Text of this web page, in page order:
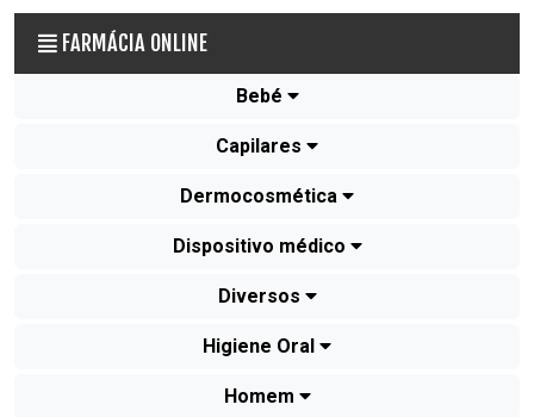
FARMÁCIA ONLINE
Bebé
Capilares
Dermocosmética
Dispositivo médico
Diversos
Higiene Oral
Homem